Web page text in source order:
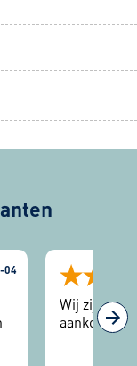
04
Wij zijn
aankoop.